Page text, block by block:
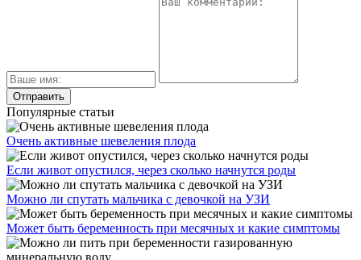
Популярные статьи
Очень активные шевеления плода
Если живот опустился, через сколько начнутся роды
Можно ли спутать мальчика с девочкой на УЗИ
Может быть беременность при месячных и какие симптомы